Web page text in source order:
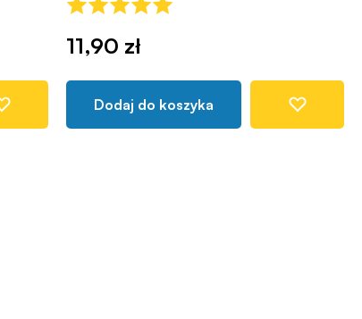
11,90 zł
Dodaj do koszyka